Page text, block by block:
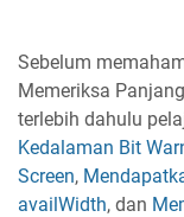
Sebelum
Memeriksa
terlebih dahulu
Kedalaman Bit
Screen,
availWidth, dan